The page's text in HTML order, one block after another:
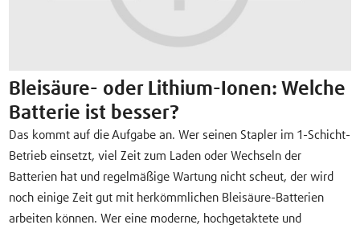
Bleisäure- oder Lithium-Ionen: Welche
Batterie ist besser?
Das kommt auf die Aufgabe an. Wer seinen Stapler im 1-Schicht-
Betrieb einsetzt, viel Zeit zum Laden oder Wechseln der
Batterien hat und regelmäßige Wartung nicht scheut, der wird
noch einige Zeit gut mit herkömmlichen Bleisäure-Batterien
arbeiten können. Wer eine moderne, hochgetaktete und